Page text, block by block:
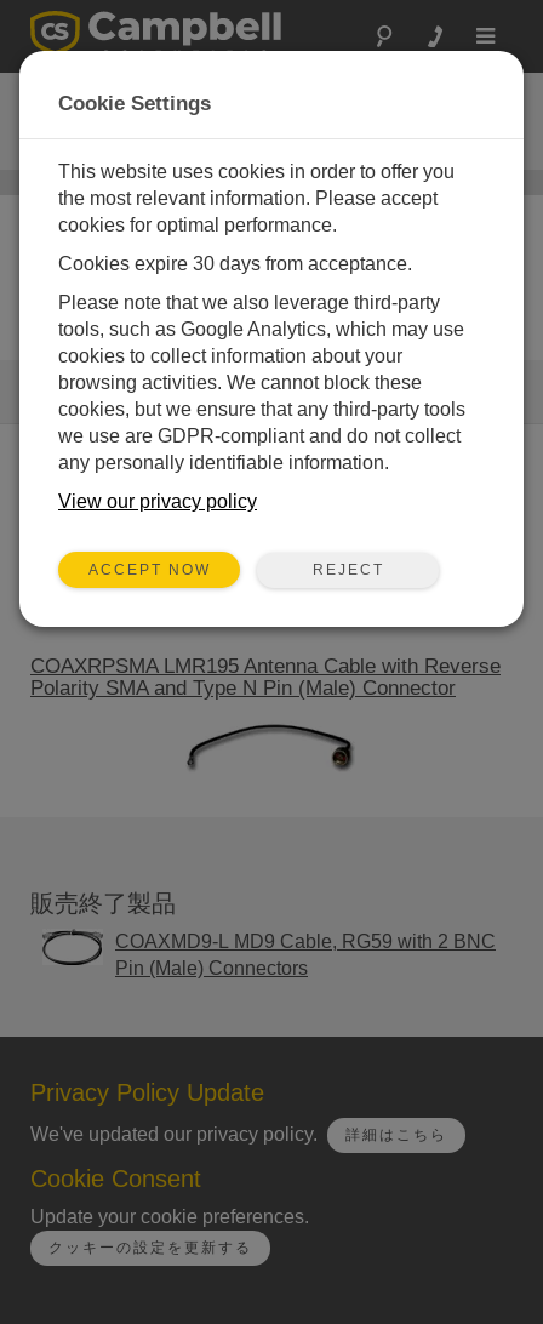
Toggle
Coaxial Cables
Sensor and peripheral cables
リンク
製品ライン
COAXNTN RG8 Antenna Cable with 2 Type N Pin
COAXRPSMA LMR195 Antenna Cable with Reverse
Polarity SMA and Type N Pin (Male) Connector
販売終了製品
COAXMD9-L MD9 Cable, RG59 with 2 BNC
Pin (Male) Connectors
Privacy Policy Update
We've updated our privacy policy. 詳細はこちら
Cookie Consent
Update your cookie preferences.
クッキーの設定を更新する
Cookie Settings
This website uses cookies in order to offer you
the most relevant information. Please accept
cookies for optimal performance.
Cookies expire 30 days from acceptance.
Please note that we also leverage third-party
tools, such as Google Analytics, which may use
cookies to collect information about your
browsing activities. We cannot block these
cookies, but we ensure that any third-party tools
we use are GDPR-compliant and do not collect
any personally identifiable information.
View our privacy policy
ACCEPT NOW REJECT